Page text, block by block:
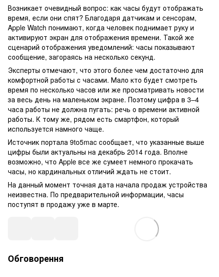
Возникает очевидный вопрос: как часы будут отображать
время, если они спят? Благодаря датчикам и сенсорам,
Apple Watch понимают, когда человек поднимает руку и
активируют экран для отображения времени. Такой же
сценарий отображения уведомлений: часы показывают
сообщение, загораясь на несколько секунд.
Эксперты отмечают, что этого более чем достаточно для
комфортной работы с часами. Мало кто будет смотреть
время по несколько часов или же просматривать новости
за весь день на маленьком экране. Поэтому цифра в 3–4
часа работы не должна пугать: речь о времени активной
работы. К тому же, рядом есть смартфон, который
используется намного чаще.
Источник портала 9to5mac сообщает, что указанные выше
цифры были актуальны на декабрь 2014 года. Вполне
возможно, что Apple все же сумеет немного прокачать
часы, но кардинальных отличий ждать не стоит.
На данный момент точная дата начала продаж устройства
неизвестна. По предварительной информации, часы
поступят в продажу уже в марте.
Обговорення